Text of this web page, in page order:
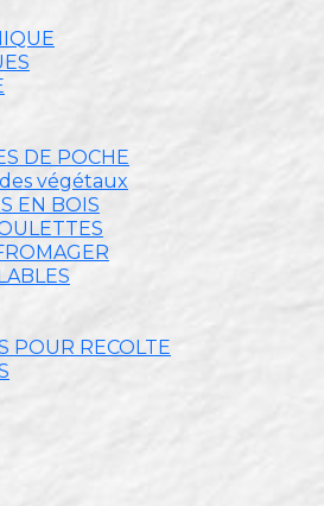
DE POCHE
végétaux
EN BOIS
POUR RECOLTE